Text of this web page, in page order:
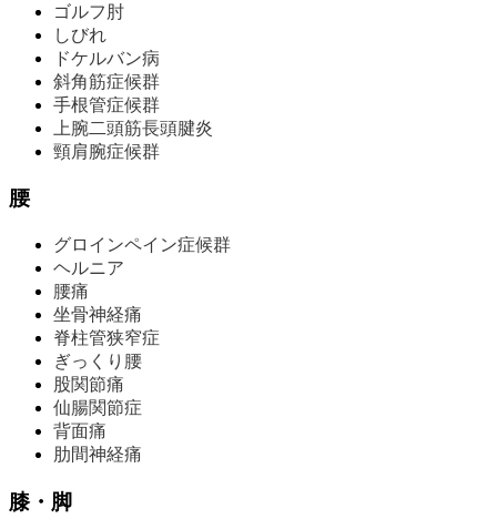
ゴルフ肘
しびれ
ドケルバン病
斜角筋症候群
手根管症候群
上腕二頭筋長頭腱炎
頸肩腕症候群
腰
グロインペイン症候群
ヘルニア
腰痛
坐骨神経痛
脊柱管狭窄症
ぎっくり腰
股関節痛
仙腸関節症
背面痛
肋間神経痛
膝・脚